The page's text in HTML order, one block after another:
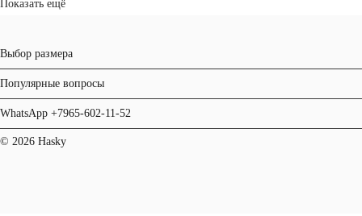
Показать ещё
Выбор размера
Популярные вопросы
WhatsApp +7965-602-11-52
© 2026 Hasky